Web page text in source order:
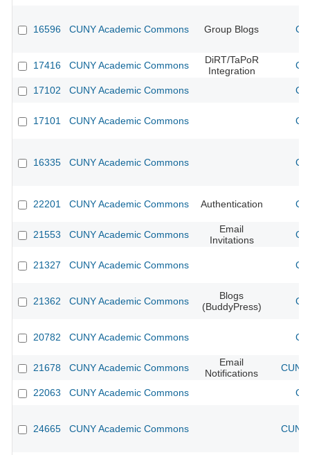
16596 CUNY Academic Commons Group Blogs
17416 CUNY Academic Commons
DiRT/TaPoR
Integration
17102 CUNY Academic Commons
17101 CUNY Academic Commons
16335 CUNY Academic Commons
22201 CUNY Academic Commons Authentication
21553 CUNY Academic Commons
Email
Invitations
21327 CUNY Academic Commons
21362 CUNY Academic Commons
Blogs
(BuddyPress)
20782 CUNY Academic Commons
21678 CUNY Academic Commons
Email
Notifications
22063 CUNY Academic Commons
24665 CUNY Academic Commons